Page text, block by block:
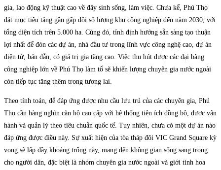
gia, lao động kỹ thuật cao về đây sinh sống, làm việc. Chưa kể, Phú Thọ
đặt mục tiêu tăng gần gấp đôi số lượng khu công nghiệp đến năm 2030, với
tổng diện tích trên 5.000 ha. Cùng đó, tỉnh định hướng sẵn sàng tạo thuận
lợi nhất để đón các dự án, nhà đầu tư trong lĩnh vực công nghệ cao, dự án
điện tử, bán dẫn, có giá trị gia tăng cao. Việc thu hút được các đại bàng
công nghiệp lớn về Phú Thọ làm tổ sẽ khiến lượng chuyên gia nước ngoài
còn tiếp tục tăng thêm trong tương lai.
Theo tính toán, để đáp ứng được nhu cầu lưu trú của các chuyên gia, Phú
Thọ cần hàng nghìn căn hộ cao cấp với hệ thống tiện ích đồng bộ, được vận
hành và quản lý theo tiêu chuẩn quốc tế. Tuy nhiên, chưa có một dự án nào
đáp ứng được điều này. Sự xuất hiện của tòa tháp đôi VIC Grand Square kỳ
vọng sẽ lấp đầy khoảng trống này, mang đến không gian sống sang trọng
cho người dân, đặc biệt là nhóm chuyên gia nước ngoài và giới tinh hoa